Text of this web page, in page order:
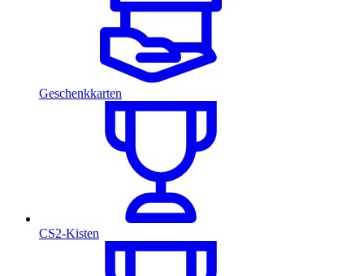
Geschenkkarten
CS2-Kisten